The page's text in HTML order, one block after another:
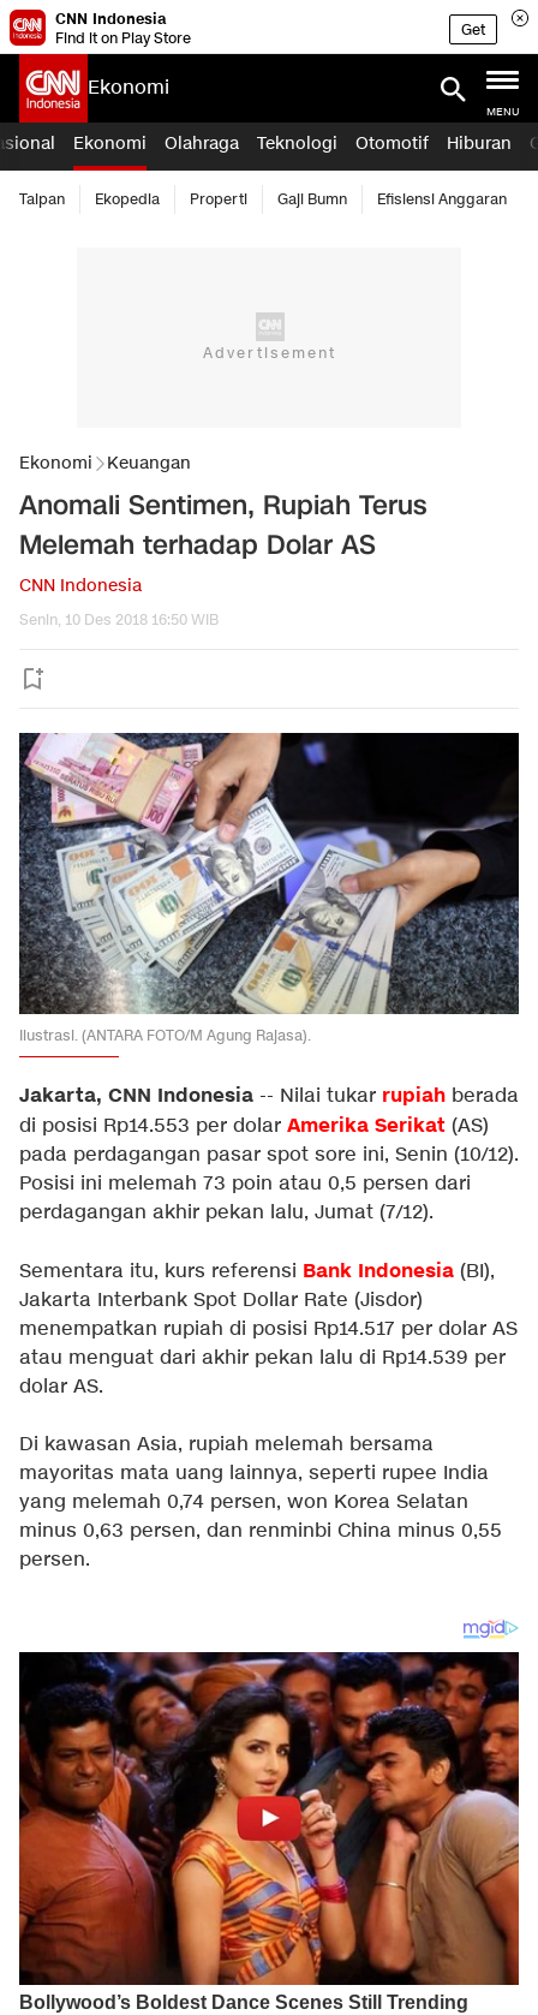
CNN Indonesia
Find it on Play Store
Get
Ekonomi
MENU
Ekonomi Olahraga Teknologi Otomotif Hiburan
Taipan Ekopedia Properti Gaji Bumn Efisiensi Anggaran
Ekonomi Keuangan
Anomali Sentimen, Rupiah Terus
Melemah terhadap Dolar AS
CNN Indonesia
Senin, 10 Des 2018 16:50 WIB
Ilustrasi. (ANTARA FOTO/M Agung Rajasa).
Jakarta, CNN Indonesia -- Nilai tukar rupiah berada
di posisi Rp14.553 per dolar Amerika Serikat (AS)
pada perdagangan pasar spot sore ini, Senin (10/12).
Posisi ini melemah 73 poin atau 0,5 persen dari
perdagangan akhir pekan lalu, Jumat (7/12).
Sementara itu, kurs referensi Bank Indonesia (BI),
Jakarta Interbank Spot Dollar Rate (Jisdor)
menempatkan rupiah di posisi Rp14.517 per dolar AS
atau menguat dari akhir pekan lalu di Rp14.539 per
dolar AS.
Di kawasan Asia, rupiah melemah bersama
mayoritas mata uang lainnya, seperti rupee India
yang melemah 0,74 persen, won Korea Selatan
minus 0,63 persen, dan renminbi China minus 0,55
persen.